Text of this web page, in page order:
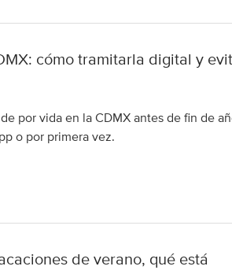
cómo tramitarla digital y
por vida en la CDMX antes de fin de
o por primera vez.
de verano, qué está